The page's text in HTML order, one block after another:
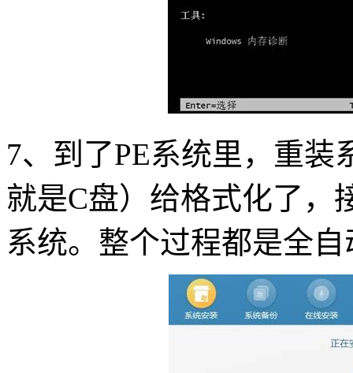
7、到了PE系统里，重
就是C盘）给格式化了，
系统。整个过程都是全